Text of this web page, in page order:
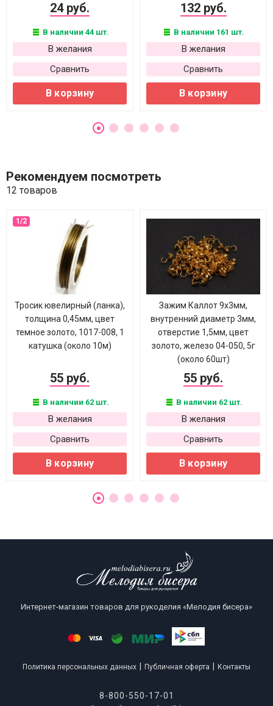
24 руб.
В наличии 44 шт.
В желания
Сравнить
В корзину
132 руб.
В наличии 161 шт.
В желания
Сравнить
В корзину
Рекомендуем посмотреть
12 товаров
Тросик ювелирный (ланка),
толщина 0,45мм, цвет
темное золото, 1017-008, 1
катушка (около 10м)
55 руб.
В наличии 62 шт.
В желания
Сравнить
В корзину
Зажим Каллот 9х3мм,
внутренний диаметр 3мм,
отверстие 1,5мм, цвет
золото, железо 04-050, 5г
(около 60шт)
55 руб.
В наличии 62 шт.
В желания
Сравнить
В корзину
Интернет-магазин товаров для рукоделия «Мелодия бисера»
Политика персональных данных Публичная оферта Контакты
8-800-550-17-01